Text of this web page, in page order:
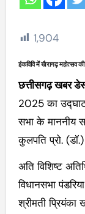
1,904
इंकविवि में खैरागढ़ महोत्सव
छत्तीसगढ़ खबर
2025 का
सभा के माननीय
कुलपति प्रो.
अति विशिष्ट
विधानसभा
श्रीमती प्रियंका